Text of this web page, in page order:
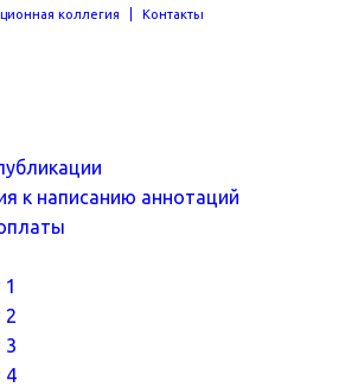
коллегия Контакты
к написанию аннотаций
2
3
4